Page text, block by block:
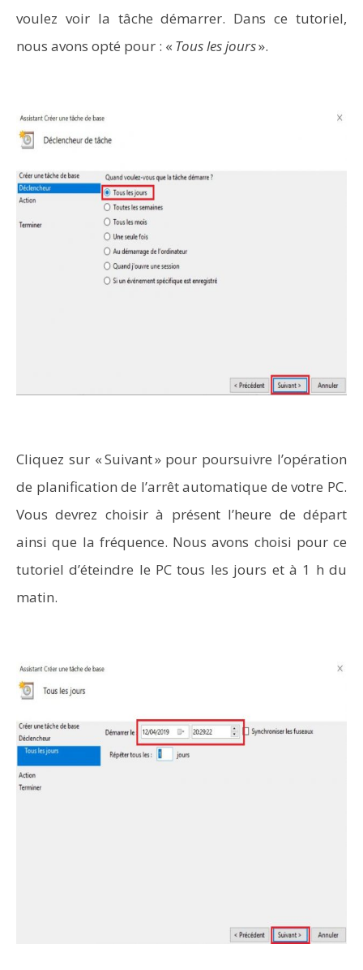
voulez voir la tâche démarrer. Dans ce tutoriel,
nous avons opté pour : « Tous les jours».
Cliquez sur « Suivant » pour poursuivre l’opération
de planification de l’arrêt automatique de votre PC.
Vous devrez choisir à présent l’heure de départ
ainsi que la fréquence. Nous avons choisi pour ce
tutoriel d’éteindre le PC tous les jours et à 1 h du
matin.